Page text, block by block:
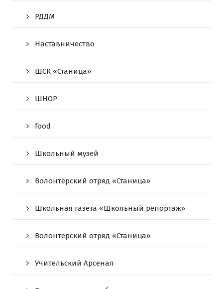
РДДМ
Наставничество
ШСК «Станица»
ШНОР
food
Школьный музей
Волонтёрский отряд «Станица»
Школьная газета «Школьный репортаж»
Волонтерский отряд «Станица»
Учительский Арсенал